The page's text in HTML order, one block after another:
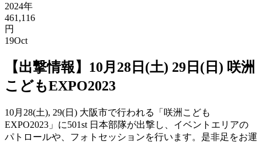
2024年
461,116
円
19Oct
【出撃情報】10月28日(土) 29日(日) 咲洲
こどもEXPO2023
10月28(土), 29(日) 大阪市で行われる「咲洲こども
EXPO2023」に501st 日本部隊が出撃し、イベントエリアの
パトロールや、フォトセッションを行います。是非足をお運